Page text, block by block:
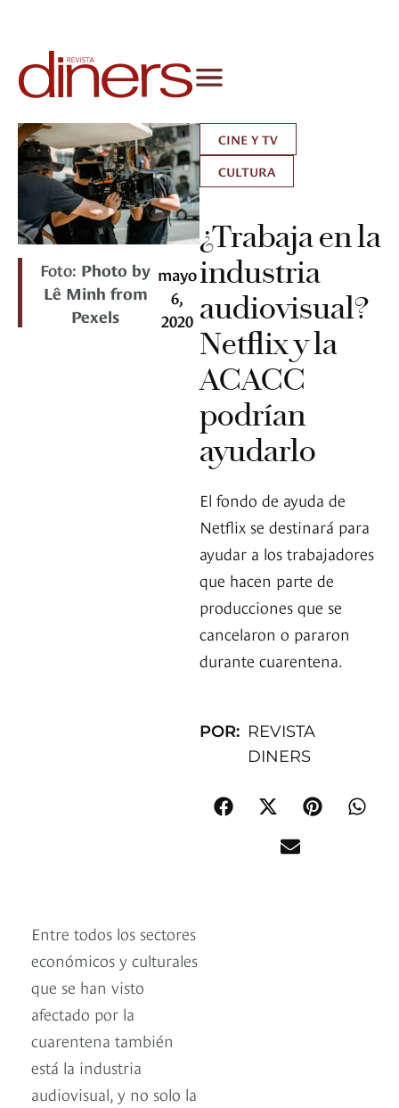
Foto: Photo by
Lê Minh from
Pexels
mayo
6,
2020
CINE Y TV
CULTURA
¿Trabaja en la
industria
audiovisual?
Netflix y la
ACACC
podrían
ayudarlo
El fondo de ayuda de
Netflix se destinará para
ayudar a los trabajadores
que hacen parte de
producciones que se
cancelaron o pararon
durante cuarentena.
POR: REVISTA
DINERS
Entre todos los sectores
económicos y culturales
que se han visto
afectado por la
cuarentena también
está la industria
audiovisual, y no solo la